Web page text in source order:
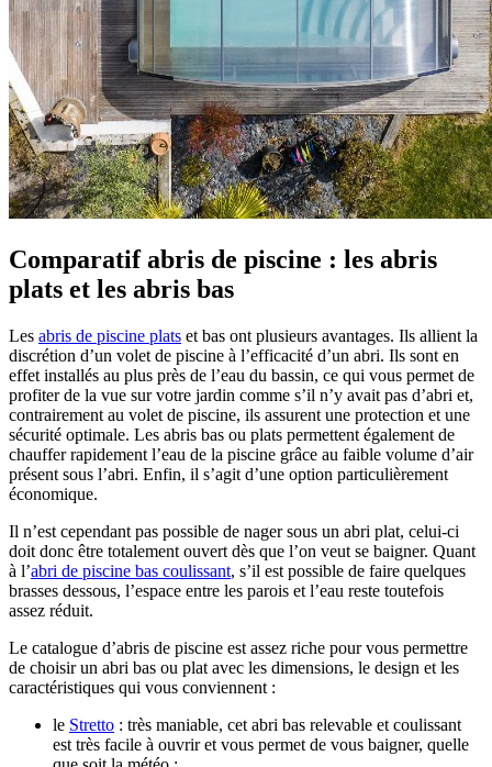
Comparatif abris de piscine : les abris
plats et les abris bas
Les abris de piscine plats et bas ont plusieurs avantages. Ils allient la
discrétion d’un volet de piscine à l’efficacité d’un abri. Ils sont en
effet installés au plus près de l’eau du bassin, ce qui vous permet de
profiter de la vue sur votre jardin comme s’il n’y avait pas d’abri et,
contrairement au volet de piscine, ils assurent une protection et une
sécurité optimale. Les abris bas ou plats permettent également de
chauffer rapidement l’eau de la piscine grâce au faible volume d’air
présent sous l’abri. Enfin, il s’agit d’une option particulièrement
économique.
Il n’est cependant pas possible de nager sous un abri plat, celui-ci
doit donc être totalement ouvert dès que l’on veut se baigner. Quant
à l’abri de piscine bas coulissant, s’il est possible de faire quelques
brasses dessous, l’espace entre les parois et l’eau reste toutefois
assez réduit.
Le catalogue d’abris de piscine est assez riche pour vous permettre
de choisir un abri bas ou plat avec les dimensions, le design et les
caractéristiques qui vous conviennent :
le Stretto : très maniable, cet abri bas relevable et coulissant
est très facile à ouvrir et vous permet de vous baigner, quelle